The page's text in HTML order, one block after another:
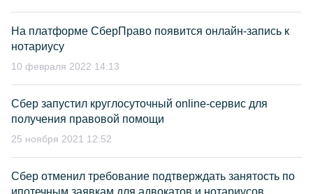
На платформе СберПраво появится онлайн-запись к
нотариусу
10 февраля 2022 14:13
Сбер запустил круглосуточный online-сервис для
получения правовой помощи
25 ноября 2021 12:52
Cбер отменил требование подтверждать занятость по
ипотечным заявкам для адвокатов и нотариусов